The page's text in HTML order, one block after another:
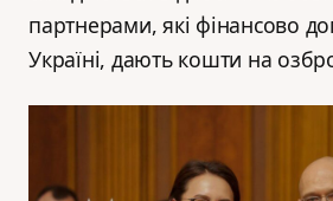
партнерами, які фінансово
Україні, дають кошти на